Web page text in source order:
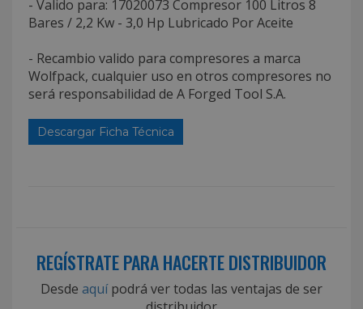
- Valido para: 17020073 Compresor 100 Litros 8
Bares / 2,2 Kw - 3,0 Hp Lubricado Por Aceite
- Recambio valido para compresores a marca
Wolfpack, cualquier uso en otros compresores no
será responsabilidad de A Forged Tool S.A.
Descargar Ficha Técnica
REGÍSTRATE PARA HACERTE DISTRIBUIDOR
Desde aquípodrá ver todas las ventajas de ser